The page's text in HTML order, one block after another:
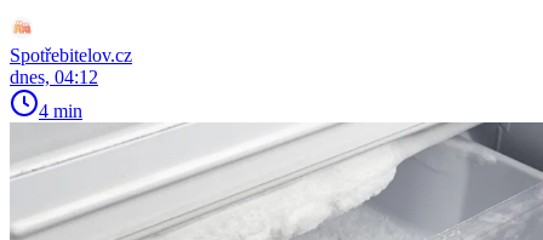
Spotřebitelov.cz
dnes, 04:12
4 min